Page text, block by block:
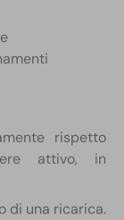
rispetto
attivo, in
di una ricarica.